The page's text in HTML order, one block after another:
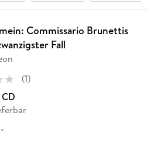
Commissario Brunettis
Fall
(1)
*